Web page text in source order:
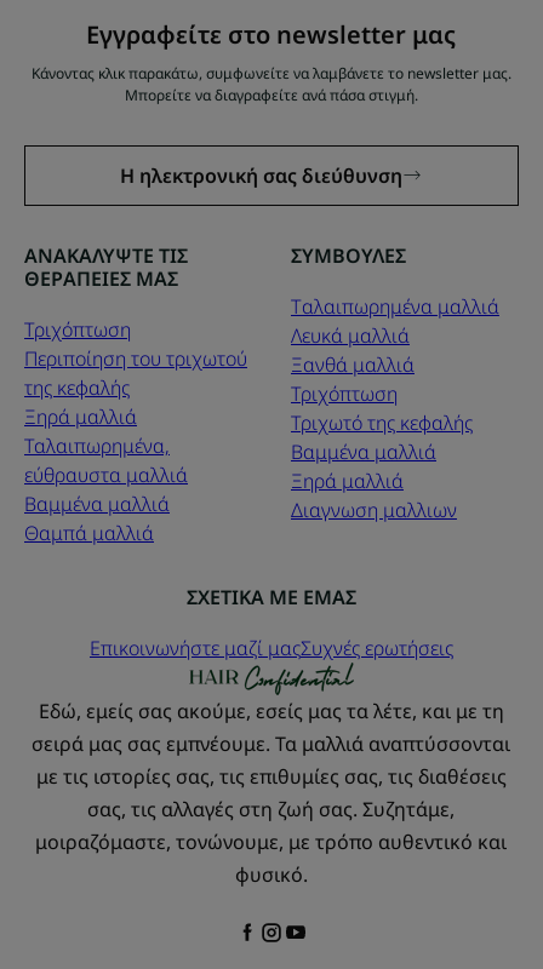
Εγγραφείτε στο newsletter μας
Κάνοντας κλικ παρακάτω, συμφωνείτε να λαμβάνετε το newsletter μας.
Μπορείτε να διαγραφείτε ανά πάσα στιγμή.
Η ηλεκτρονική σας διεύθυνση
ΑΝΑΚΑΛΥΨΤΕ ΤΙΣ
ΘΕΡΑΠΕΙΕΣ ΜΑΣ
Τριχόπτωση
Περιποίηση του τριχωτού
της κεφαλής
Ξηρά μαλλιά
Ταλαιπωρημένα,
εύθραυστα μαλλιά
Βαμμένα μαλλιά
Θαμπά μαλλιά
ΣΥΜΒΟΥΛΕΣ
Tαλαιπωρημένα μαλλιά
Λευκά μαλλιά
Ξανθά μαλλιά
Τριχόπτωση
Τριχωτό της κεφαλής
Βαμμένα μαλλιά
Ξηρά μαλλιά
Διαγνωση μαλλιων
ΣΧΕΤΙΚΑ ΜΕ ΕΜΑΣ
Επικοινωνήστε μαζί μαςΣυχνές ερωτήσεις
Εδώ, εμείς σας ακούμε, εσείς μας τα λέτε, και με τη
σειρά μας σας εμπνέουμε. Τα μαλλιά αναπτύσσονται
με τις ιστορίες σας, τις επιθυμίες σας, τις διαθέσεις
σας, τις αλλαγές στη ζωή σας. Συζητάμε,
μοιραζόμαστε, τονώνουμε, με τρόπο αυθεντικό και
φυσικό.